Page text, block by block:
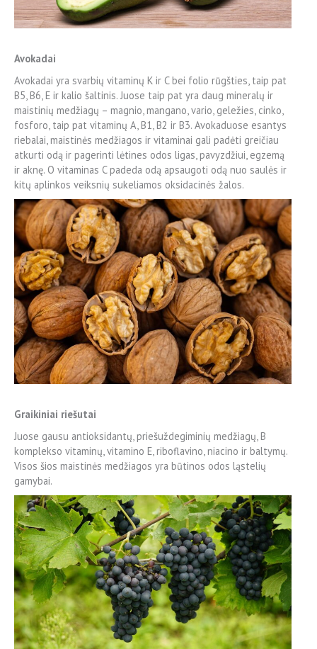
Avokadai
Avokadai yra svarbių vitaminų K ir C bei folio rūgšties, taip pat
B5, B6, E ir kalio šaltinis. Juose taip pat yra daug mineralų ir
maistinių medžiagų – magnio, mangano, vario, geležies, cinko,
fosforo, taip pat vitaminų A, B1, B2 ir B3. Avokaduose esantys
riebalai, maistinės medžiagos ir vitaminai gali padėti greičiau
atkurti odą ir pagerinti lėtines odos ligas, pavyzdžiui, egzemą
ir aknę. O vitaminas C padeda odą apsaugoti odą nuo saulės ir
kitų aplinkos veiksnių sukeliamos oksidacinės žalos.
Graikiniai riešutai
Juose gausu antioksidantų, priešuždegiminių medžiagų, B
komplekso vitaminų, vitamino E, riboflavino, niacino ir baltymų.
Visos šios maistinės medžiagos yra būtinos odos ląstelių
gamybai.